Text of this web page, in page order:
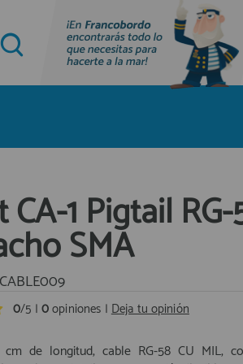
podrás
pedidos y
Acceder al
Área
la Náutica
CA-1 Pigtail
SMA
0/5 | 0opiniones | Deja tu opinión
cm de longitud, cable RG-58 CU MIL,